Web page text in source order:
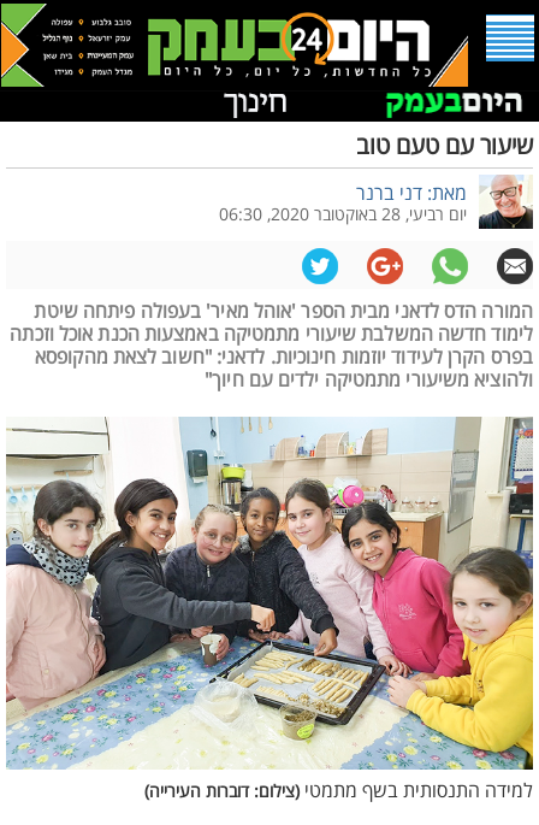
שיעור עם טעם טוב
מאת: דני ברנר
יום רביעי, 28 באוקטובר 2020, 06:30
המורה הדס לדאני מבית הספר 'אוהל מאיר' בעפולה פיתחה שיטת
לימוד חדשה המשלבת שיעורי מתמטיקה באמצעות הכנת אוכל וזכתה
בפרס הקרן לעידוד יוזמות חינוכיות. לדאני: "חשוב לצאת מהקופסא
ולהוציא משיעורי מתמטיקה ילדים עם חיוך"
למידה התנסותית בשף מתמטי (צילום: דוברות העירייה)